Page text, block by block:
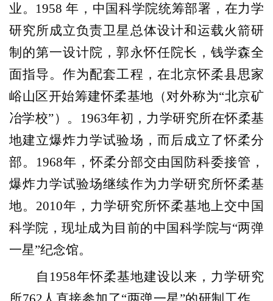
业。1958 年，中国科学院统筹部署，在力学
研究所成立负责卫星总体设计和运载火箭研
制的第一设计院，郭永怀任院长，钱学森全
面指导。作为配套工程，在北京怀柔县思家
峪山区开始筹建怀柔基地（对外称为“北京矿
冶学校”）。1963年初，力学研究所在怀柔基
地建立爆炸力学试验场，而后成立了怀柔分
部。1968年，怀柔分部交由国防科委接管，
爆炸力学试验场继续作为力学研究所怀柔基
地。2010年，力学研究所怀柔基地上交中国
科学院，现址成为目前的中国科学院与“两弹
一星”纪念馆。
自1958年怀柔基地建设以来，力学研究